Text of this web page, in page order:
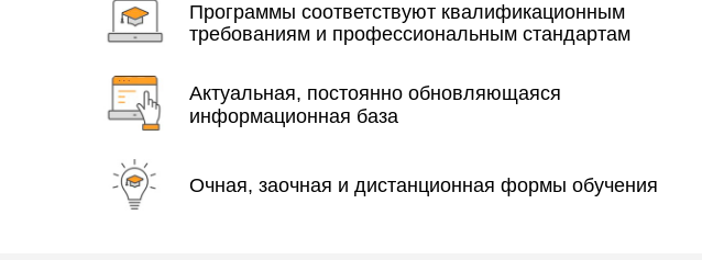
Программы соответствуют квалификационным
требованиям и профессиональным стандартам
Актуальная, постоянно обновляющаяся
информационная база
Очная, заочная и дистанционная формы обучения